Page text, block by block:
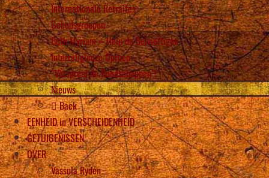
Internationale Retraites
Gebedsgroepen
Beth Myriam – Help de Behoeftigen
Interreligieuze Oproep
“Verspreid de Boodschappen”!
Nieuws
Back
EENHEID in VERSCHEIDENHEID
GETUIGENISSEN
OVER
Vassula Rydén